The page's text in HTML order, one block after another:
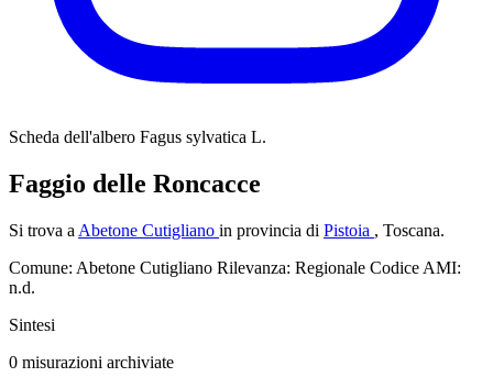
Scheda dell'albero Fagus sylvatica L.
Faggio delle Roncacce
Si trova a Abetone Cutigliano in provincia di Pistoia , Toscana.
Comune: Abetone Cutigliano Rilevanza: Regionale Codice AMI:
n.d.
Sintesi
0 misurazioni archiviate